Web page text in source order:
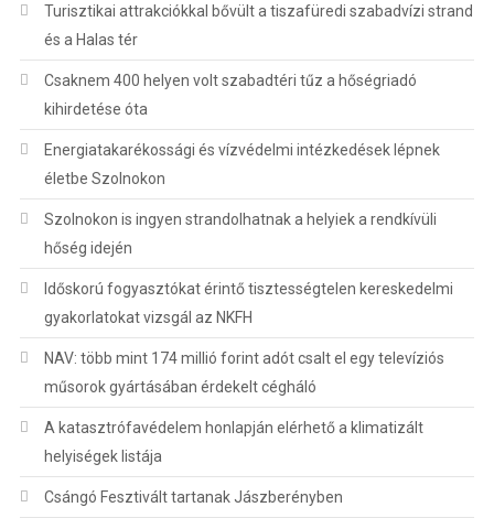
Turisztikai attrakciókkal bővült a tiszafüredi szabadvízi strand
és a Halas tér
Csaknem 400 helyen volt szabadtéri tűz a hőségriadó
kihirdetése óta
Energiatakarékossági és vízvédelmi intézkedések lépnek
életbe Szolnokon
Szolnokon is ingyen strandolhatnak a helyiek a rendkívüli
hőség idején
Időskorú fogyasztókat érintő tisztességtelen kereskedelmi
gyakorlatokat vizsgál az NKFH
NAV: több mint 174 millió forint adót csalt el egy televíziós
műsorok gyártásában érdekelt cégháló
A katasztrófavédelem honlapján elérhető a klimatizált
helyiségek listája
Csángó Fesztivált tartanak Jászberényben